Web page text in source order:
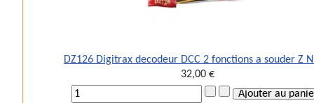
DZ126 Digitrax decodeur DCC 2 fonctions a souder Z
32,00 €